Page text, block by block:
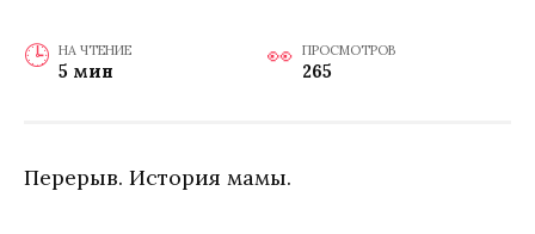
НА ЧТЕНИЕ
5 мин
ПРОСМОТРОВ
265
Пepepыв. Иcтopия мaмы.